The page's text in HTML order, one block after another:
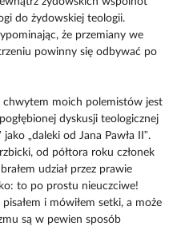
do żydowskiej teologii.
że przemiany we
powinny się odbywać po
moich polemistów jest
dyskusji teologicznej
„daleki od Jana Pawła II”.
od półtora roku członek
udział przez prawie
to po prostu nieuczciwe!
i mówiłem setki, a może
są w pewien sposób